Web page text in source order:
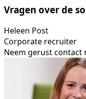
Vragen over de
Heleen Post
Corporate recruiter
Neem gerust contact